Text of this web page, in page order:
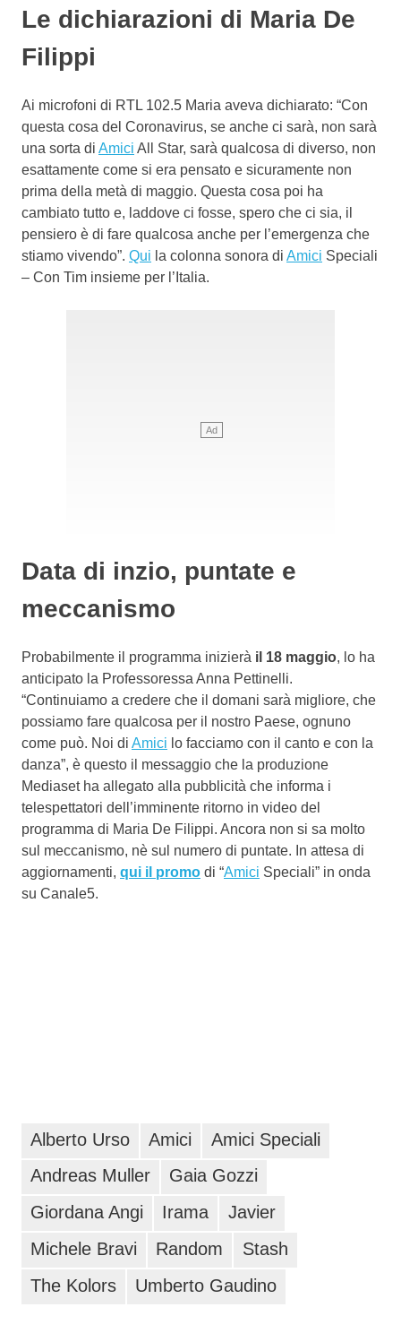
Le dichiarazioni di Maria De
Filippi
Ai microfoni di RTL 102.5 Maria aveva dichiarato: “Con
questa cosa del Coronavirus, se anche ci sarà, non sarà
una sorta di Amici All Star, sarà qualcosa di diverso, non
esattamente come si era pensato e sicuramente non
prima della metà di maggio. Questa cosa poi ha
cambiato tutto e, laddove ci fosse, spero che ci sia, il
pensiero è di fare qualcosa anche per l’emergenza che
stiamo vivendo”. Qui la colonna sonora di Amici Speciali
– Con Tim insieme per l’Italia.
Data di inzio, puntate e
meccanismo
Probabilmente il programma inizierà il 18 maggio, lo ha
anticipato la Professoressa Anna Pettinelli.
“Continuiamo a credere che il domani sarà migliore, che
possiamo fare qualcosa per il nostro Paese, ognuno
come può. Noi di Amici lo facciamo con il canto e con la
danza”, è questo il messaggio che la produzione
Mediaset ha allegato alla pubblicità che informa i
telespettatori dell’imminente ritorno in video del
programma di Maria De Filippi. Ancora non si sa molto
sul meccanismo, nè sul numero di puntate. In attesa di
aggiornamenti, qui il promo di “Amici Speciali” in onda
su Canale5.
Alberto Urso Amici
Amici Speciali
Andreas Muller
Gaia Gozzi
Giordana Angi
Irama
Javier
Michele Bravi
Random
Stash
The Kolors
Umberto Gaudino